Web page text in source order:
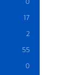
0
17
2
55
0